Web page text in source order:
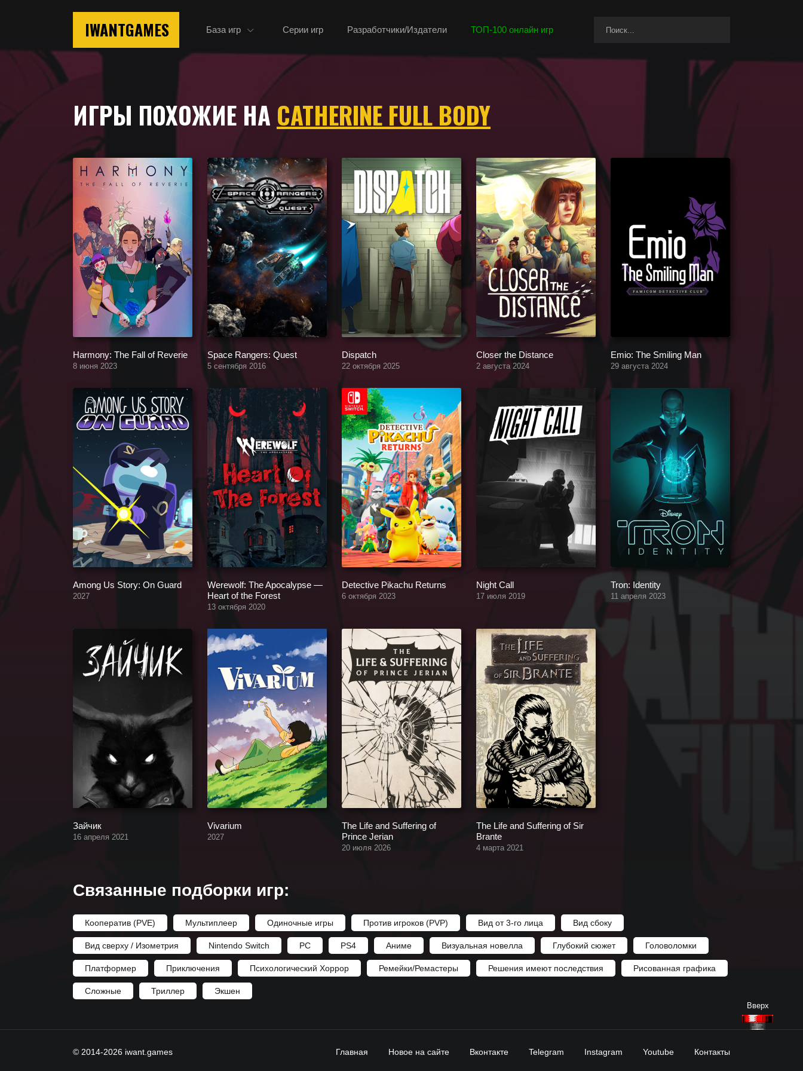
IWANTGAMES База игр Серии игр Разработчики/Издатели ТОП-100 онлайн игр
ИГРЫ ПОХОЖИЕ НА CATHERINE FULL BODY
Подборка игр, похожих на Catherine Full Body по геймплею, камере, сеттингу, атмосфере и напоминающие Catherine Full Body, а также игры, которые могут вам
понравиться.
Harmony: The Fall of Reverie
8 июня 2023
Space Rangers: Quest
5 сентября 2016
Dispatch
22 октября 2025
Closer the Distance
2 августа 2024
Emio: The Smiling Man
29 августа 2024
Among Us Story: On Guard
2027
Werewolf: The Apocalypse —
Heart of the Forest
13 октября 2020
Detective Pikachu Returns
6 октября 2023
Night Call
17 июля 2019
Tron: Identity
11 апреля 2023
Зайчик
16 апреля 2021
Vivarium
2027
The Life and Suffering of
Prince Jerian
20 июля 2026
The Life and Suffering of Sir
Brante
4 марта 2021
Связанные подборки игр:
Кооператив (PVE) Мультиплеер Одиночные игры Против игроков (PVP) Вид от 3-го лица Вид сбоку
Вид сверху / Изометрия Nintendo Switch PC PS4 Аниме Визуальная новелла Глубокий сюжет Головоломки
Платформер Приключения Психологический Хоррор Ремейки/Ремастеры Решения имеют последствия Рисованная графика
Сложные Триллер Экшен
© 2014-2026 iwant.games Главная Новое на сайте Вконтакте Telegram Instagram Youtube Контакты